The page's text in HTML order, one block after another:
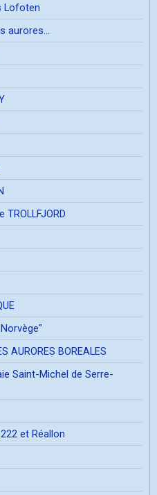
Lofoten
aurores...
TROLLFJORD
AURORES BOREALES
Saint-Michel de Serre-
et Réallon